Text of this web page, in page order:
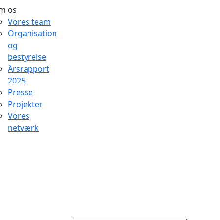
os
Vores team
Organisation
og
bestyrelse
Årsrapport
2025
Presse
Projekter
Vores
netværk